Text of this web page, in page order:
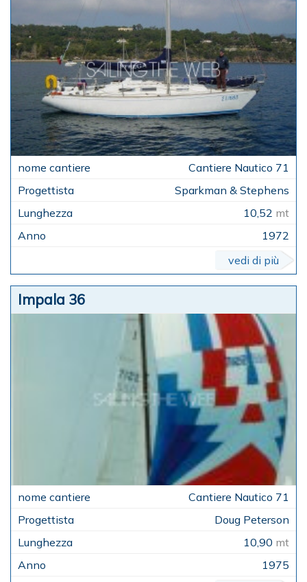
Cantiere Nautico 71
Sparkman & Stephens
10,52 mt
1972
vedi di più
Impala 36
Cantiere Nautico 71
Doug Peterson
10,90 mt
1975